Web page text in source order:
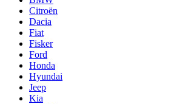
Citroën
Dacia
Fiat
Fisker
Ford
Honda
Hyundai
Jeep
Kia